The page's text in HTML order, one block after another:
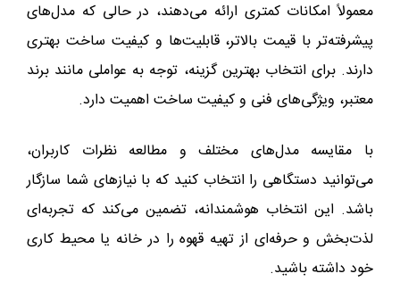
معمولاً امکانات کمتری ارائه می‌دهند، در حالی که مدل‌های
پیشرفته‌تر با قیمت بالاتر، قابلیت‌ها و کیفیت ساخت بهتری
دارند. برای انتخاب بهترین گزینه، توجه به عواملی مانند برند
معتبر، ویژگی‌های فنی و کیفیت ساخت اهمیت دارد.
با مقایسه مدل‌های مختلف و مطالعه نظرات کاربران،
می‌توانید دستگاهی را انتخاب کنید که با نیازهای شما سازگار
باشد. این انتخاب هوشمندانه، تضمین می‌کند که تجربه‌ای
لذت‌بخش و حرفه‌ای از تهیه قهوه را در خانه یا محیط کاری
خود داشته باشید.